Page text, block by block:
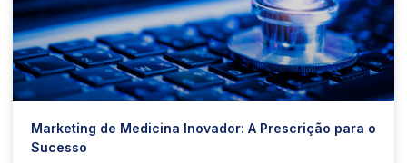
Marketing de Medicina Inovador: A Prescrição para o
Sucesso